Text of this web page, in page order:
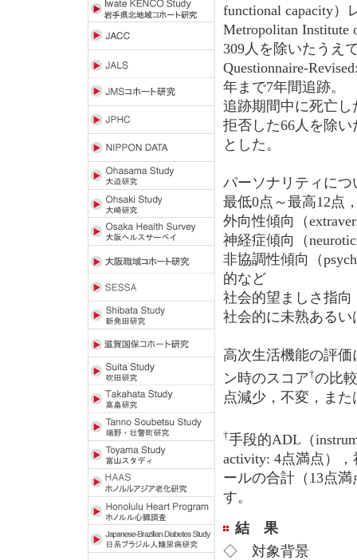
functional capacity
Metropolitan Institute
309人を除いたうえ
Questionnaire-
年まで7年間追跡。
追跡期間中に死亡し
拒否した66人を除い
とした。
パーソナリティにつ
最低0点～最高12点
外向性傾向（
神経症傾向（
非協調性傾向（
的など
社会的望ましさ指
社会的に未熟ある
高次生活機能の評
ン時のスコア†の比
点減少，不変，ま
†手段的ADL（
activity: 4点満点）
ールの合計（13点
す。
結 果
◇ 対象背景